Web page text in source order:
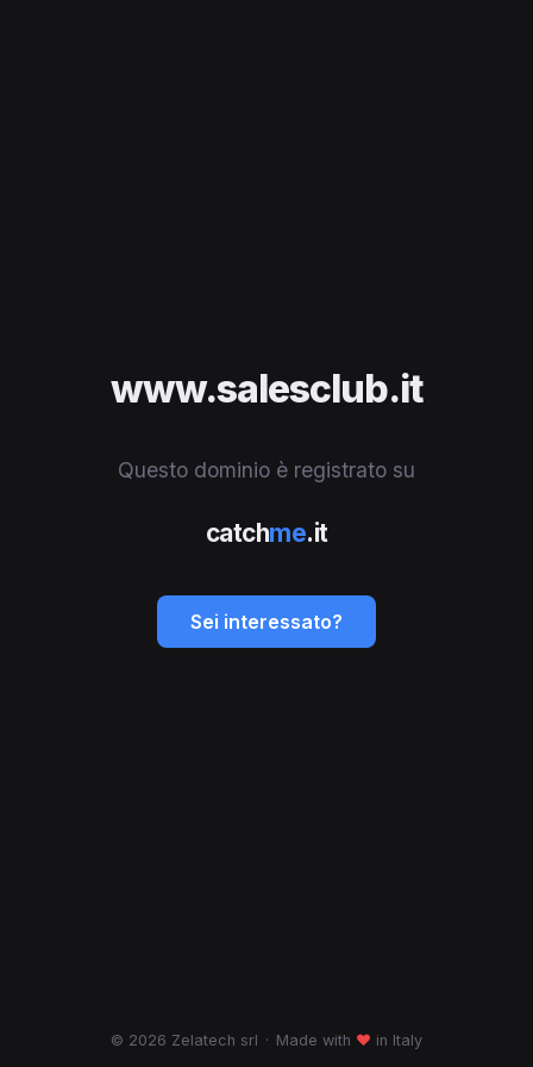
www.salesclub.it
Questo dominio è registrato su
catchme.it
Sei interessato?
© 2026 Zelatech srl · Made with ♥ in Italy